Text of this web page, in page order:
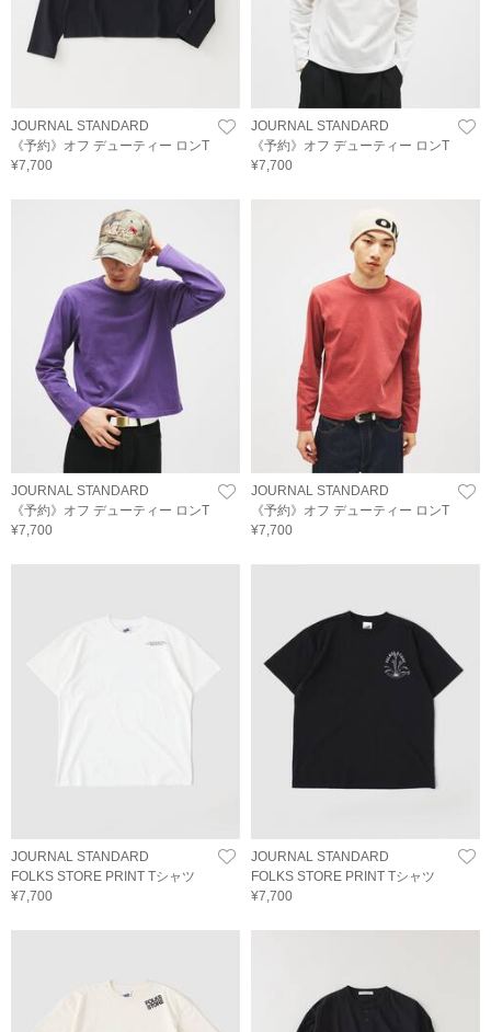
JOURNAL STANDARD
《予約》オフ デューティー ロンT
¥7,700
JOURNAL STANDARD
《予約》オフ デューティー ロンT
¥7,700
JOURNAL STANDARD
《予約》オフ デューティー ロンT
¥7,700
JOURNAL STANDARD
《予約》オフ デューティー ロンT
¥7,700
JOURNAL STANDARD
FOLKS STORE PRINT Tシャツ
¥7,700
JOURNAL STANDARD
FOLKS STORE PRINT Tシャツ
¥7,700